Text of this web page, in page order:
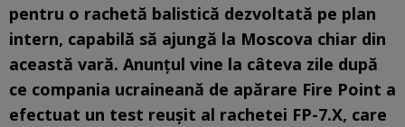
pentru o rachetă balistică dezvoltată pe plan
intern, capabilă să ajungă la Moscova chiar din
această vară. Anunțul vine la câteva zile după
ce compania ucraineană de apărare Fire Point a
efectuat un test reușit al rachetei FP-7.X, care